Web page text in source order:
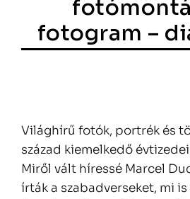
fotogram –
Világhírű fotók, portrék és
század kiemelkedő
Miről vált híressé Marcel
írták a szabadverseket, mi